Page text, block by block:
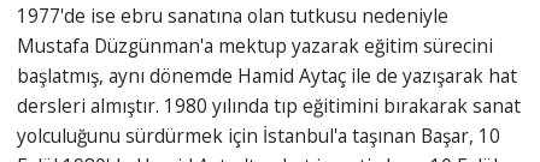
1977'de ise ebru sanatına olan tutkusu nedeniyle
Mustafa Düzgünman'a mektup yazarak eğitim sürecini
başlatmış, aynı dönemde Hamid Aytaç ile de yazışarak hat
dersleri almıştır. 1980 yılında tıp eğitimini bırakarak sanat
yolculuğunu sürdürmek için İstanbul'a taşınan Başar, 10